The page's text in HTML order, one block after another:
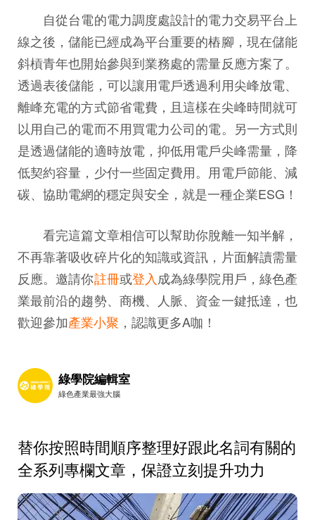
自從台電的電力調度處設計的電力交易平台上
線之後，儲能已經成為平台重要的樁腳，現在儲能
斜槓青年也開始參與到業務處的需量反應方案了。
透過表後儲能，可以讓用電戶透過利用尖峰放電、
離峰充電的方式節省電費，且這樣在尖峰時間就可
以用自己的電而不用買電力公司的電。另一方式則
是透過儲能的適時放電，抑低用電戶尖峰需量，降
低契約容量，少付一些固定費用。用電戶節能、減
碳、協助電網的穩定與安全，就是一種企業ESG！
看完這篇文章相信可以幫助你脫離一知半解，
不再靠著吸收碎片化的知識或資訊，片面解讀需量
反應。邀請你註冊或登入 成為綠學院用戶，綠色產
業最前沿的趨勢、商機、人脈、資金一鍵抵達，也
歡迎參加產業小聚 ，認識更多A咖！
綠學院編輯室
綠色產業最強大腦
替你按照時間順序整理好跟此名詞有關的
全系列專欄文章，保證立刻提升功力